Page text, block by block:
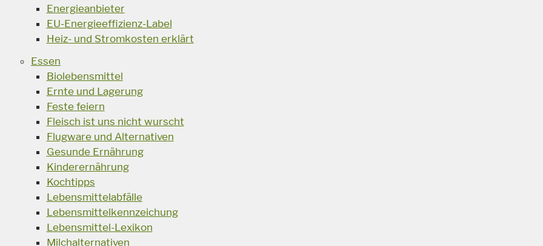
Energieanbieter
EU-Energieeffizienz-Label
Heiz- und Stromkosten erklärt
Essen
Biolebensmittel
Ernte und Lagerung
Feste feiern
Fleisch ist uns nicht wurscht
Flugware und Alternativen
Gesunde Ernährung
Kinderernährung
Kochtipps
Lebensmittelabfälle
Lebensmittelkennzeichung
Lebensmittel-Lexikon
Milchalternativen